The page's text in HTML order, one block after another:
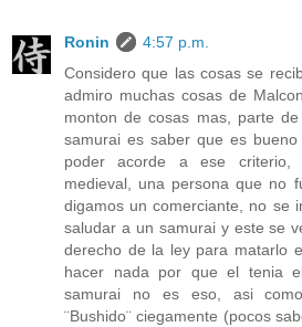
Ronin
4:57 p.m.
Considero que las cosas se
admiro muchas cosas de
monton de cosas mas, parte
samurai es saber que es
poder acorde a ese criterio,
medieval, una persona que no
digamos un comerciante, no se
saludar a un samurai y este se
derecho de la ley para matarlo
hacer nada por que el tenia
samurai no es eso, asi
¨Bushido¨ ciegamente (pocos